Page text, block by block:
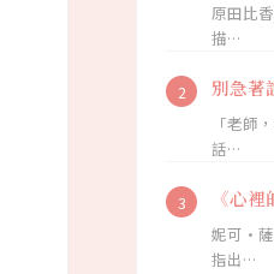
原田比
描…
別急著
「老師
話…
《心
妮可·薩
指出…